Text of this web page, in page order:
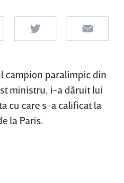
campion paralimpic din
ministru, i-a dăruit lui
cu care s-a calificat la
la Paris.